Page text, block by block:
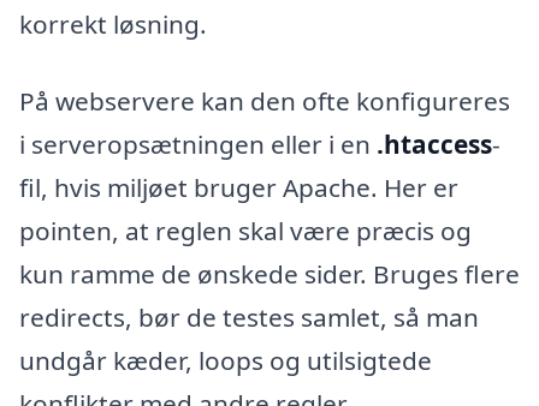
korrekt løsning.
På webservere kan den ofte konfigureres
i serveropsætningen eller i en .htaccess-
fil, hvis miljøet bruger Apache. Her er
pointen, at reglen skal være præcis og
kun ramme de ønskede sider. Bruges flere
redirects, bør de testes samlet, så man
undgår kæder, loops og utilsigtede